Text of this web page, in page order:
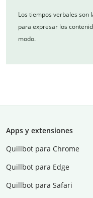
Los tiempos verbales son
para expresar los
modo.
Apps y extensiones
Quillbot para Chrome
Quillbot para Edge
Quillbot para Safari